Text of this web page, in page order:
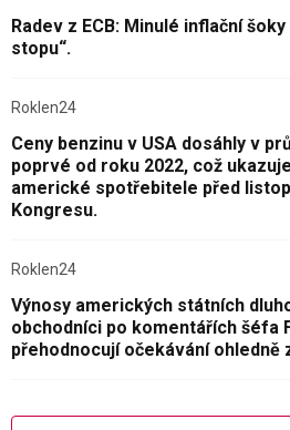
Radev z ECB: Minulé inflační
stopu“.
Roklen24
Ceny benzinu v USA dosáhly v
poprvé od roku 2022, což
americké spotřebitele před
Kongresu.
Roklen24
Výnosy amerických státních
obchodníci po komentářích šéfa
přehodnocují očekávání ohledně